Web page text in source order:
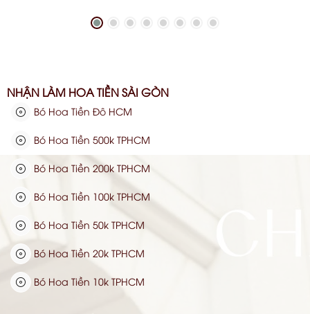
NHẬN LÀM HOA TIỀN SÀI GÒN
Bó Hoa Tiền Đô HCM
Bó Hoa Tiền 500k TPHCM
Bó Hoa Tiền 200k TPHCM
Bó Hoa Tiền 100k TPHCM
Bó Hoa Tiền 50k TPHCM
Bó Hoa Tiền 20k TPHCM
Bó Hoa Tiền 10k TPHCM